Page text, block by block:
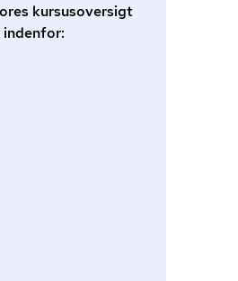
kursusoversigt
indenfor: